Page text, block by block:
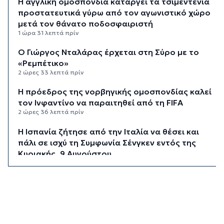
προστατευτικά γύρω από τον αγωνιστικό χώρο
μετά τον θάνατο ποδοσφαιριστή
1 ώρα 31 λεπτά πρίν
Ο Γιώργος Νταλάρας έρχεται στη Σύρο με το
«Ρεμπέτικο»
2 ώρες 33 λεπτά πρίν
Η πρόεδρος της νορβηγικής ομοσπονδίας καλεί
τον Ινφαντίνο να παραιτηθεί από τη FIFA
2 ώρες 36 λεπτά πρίν
H Ισπανία ζήτησε από την Ιταλία να θέσει και
πάλι σε ισχύ τη Συμφωνία Σένγκεν εντός της
Κυριακής, 9 Αυγούστου